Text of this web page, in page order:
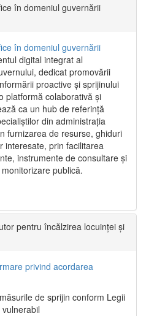
în domeniul guvernării
în domeniul guvernării
digital integrat al
dedicat promovării
proactive și sprijinului
platformă colaborativă și
ca un hub de referință
din administrația
furnizarea de resurse, ghiduri
interesate, prin facilitarea
instrumente de consultare și
publică.
pentru încălzirea locuinței și
privind acordarea
de sprijin conform Legii